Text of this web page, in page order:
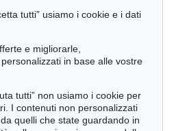
venduti
tutti” usiamo i cookie e i dati
e migliorarle,
in base alle vostre
tutti” non usiamo i cookie per
I contenuti non personalizzati
quelli che state guardando in